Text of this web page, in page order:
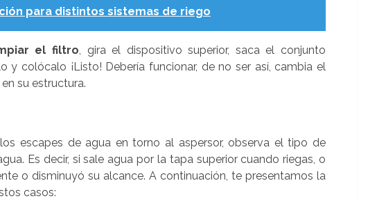
para distintos sistemas de riego
el filtro, gira el dispositivo superior, saca el conjunto
y colócalo ¡Listo! Debería funcionar, de no ser así, cambia el
su estructura.
escapes de agua en torno al aspersor, observa el tipo de
Es decir, si sale agua por la tapa superior cuando riegas, o
o disminuyó su alcance. A continuación, te presentamos la
casos: